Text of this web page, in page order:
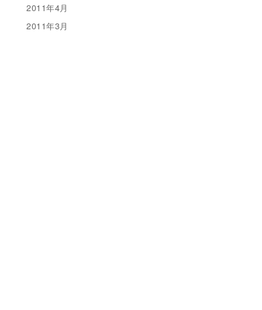
2011年4月
2011年3月